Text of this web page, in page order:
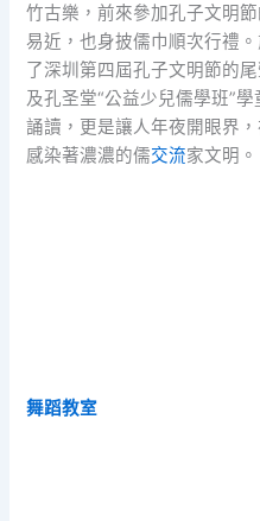
竹古樂，前來參加孔子文明
易近，也身披儒巾順次行禮
了深圳第四屆孔子文明節的
及孔圣堂“公益少兒儒學班”
誦讀，更是讓人年夜開眼界
感染著濃濃的儒交流家文明。
舞蹈教室